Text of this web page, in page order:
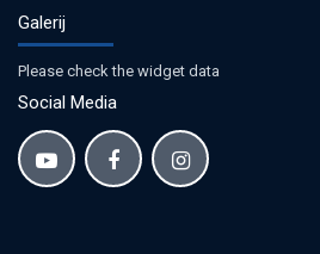
Galerij
Please check the widget data
Social Media